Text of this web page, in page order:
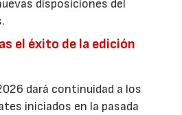
disposiciones del
el éxito de la edición
dará continuidad a los
iniciados en la pasada